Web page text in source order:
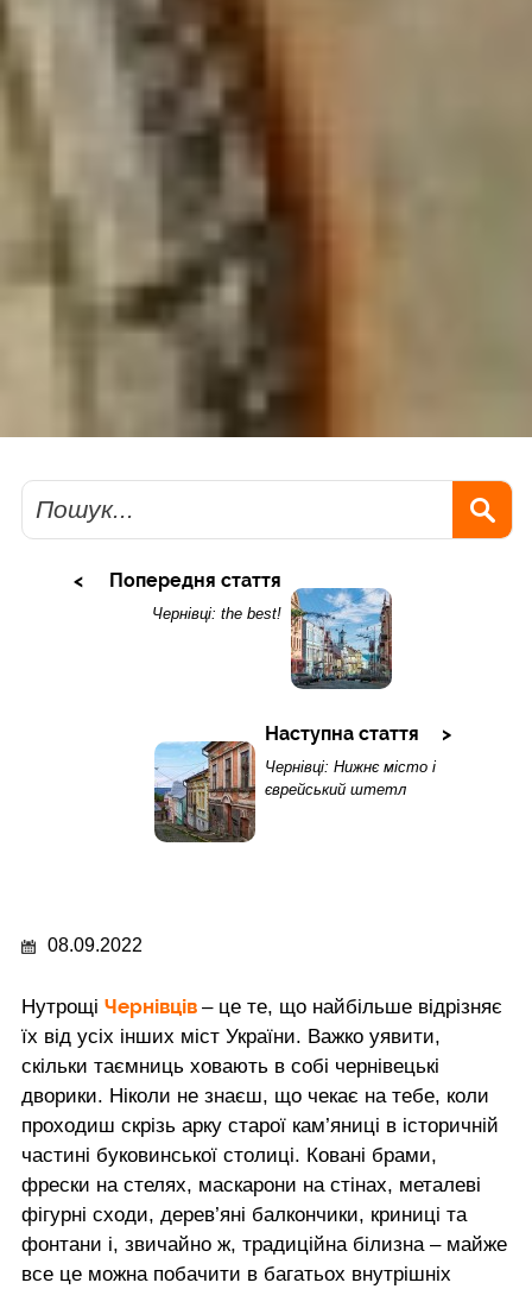
Пошук
Попередня стаття
Чернівці: the best!
Наступна стаття
Чернівці: Нижнє місто і
єврейський штетл
08.09.2022
Нутрощі Чернівців – це те, що найбільше відрізняє
їх від усіх інших міст України. Важко уявити,
скільки таємниць ховають в собі чернівецькі
дворики. Ніколи не знаєш, що чекає на тебе, коли
проходиш скрізь арку старої кам’яниці в історичній
частині буковинської столиці. Ковані брами,
фрески на стелях, маскарони на стінах, металеві
фігурні сходи, дерев’яні балкончики, криниці та
фонтани і, звичайно ж, традиційна білизна – майже
все це можна побачити в багатьох внутрішніх